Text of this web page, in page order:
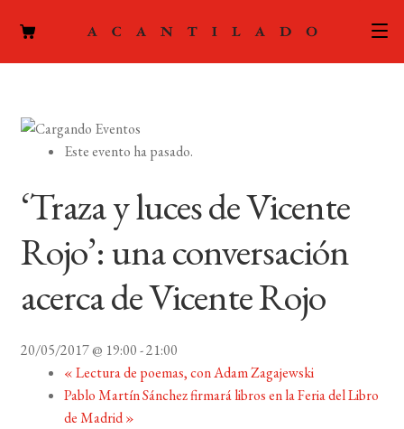
PODCAST
LA EDITORIAL
FOREIGN RIGHTS
CONTACTO
MI CUENTA
Este evento ha pasado.
‘Traza y luces de Vicente
Rojo’: una conversación
acerca de Vicente Rojo
20/05/2017 @ 19:00-21:00
«Lectura de poemas, con Adam Zagajewski
Pablo Martín Sánchez firmará libros en la Feria del Libro
de Madrid»